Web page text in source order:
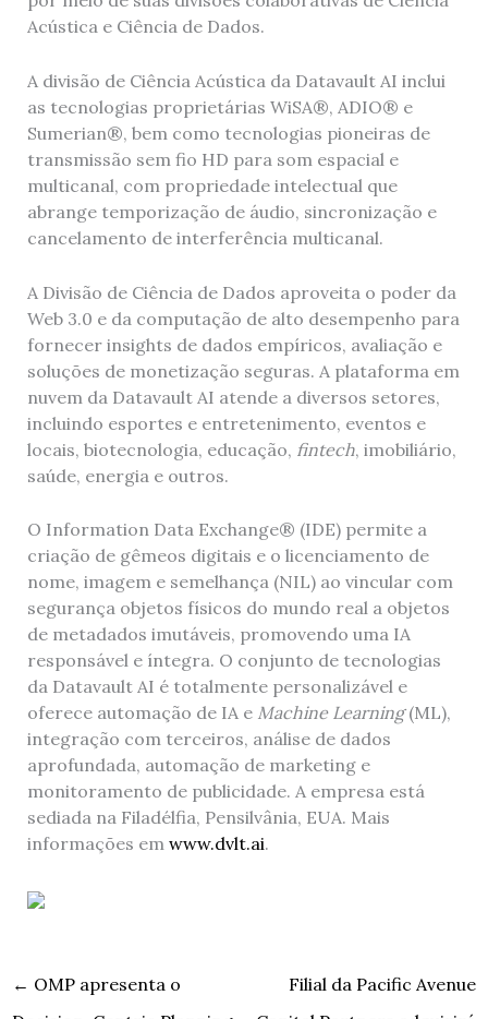
Acústica e Ciência de Dados.
A divisão de Ciência Acústica da Datavault AI inclui
as tecnologias proprietárias WiSA®, ADIO® e
Sumerian®, bem como tecnologias pioneiras de
transmissão sem fio HD para som espacial e
multicanal, com propriedade intelectual que
abrange temporização de áudio, sincronização e
cancelamento de interferência multicanal.
A Divisão de Ciência de Dados aproveita o poder da
Web 3.0 e da computação de alto desempenho para
fornecer insights de dados empíricos, avaliação e
soluções de monetização seguras. A plataforma em
nuvem da Datavault AI atende a diversos setores,
incluindo esportes e entretenimento, eventos e
locais, biotecnologia, educação, fintech, imobiliário,
saúde, energia e outros.
O Information Data Exchange® (IDE) permite a
criação de gêmeos digitais e o licenciamento de
nome, imagem e semelhança (NIL) ao vincular com
segurança objetos físicos do mundo real a objetos
de metadados imutáveis, promovendo uma IA
responsável e íntegra. O conjunto de tecnologias
da Datavault AI é totalmente personalizável e
oferece automação de IA e Machine Learning(ML),
integração com terceiros, análise de dados
aprofundada, automação de marketing e
monitoramento de publicidade. A empresa está
sediada na Filadélfia, Pensilvânia, EUA. Mais
informações em www.dvlt.ai.
← OMP apresenta o
Filial da Pacific Avenue